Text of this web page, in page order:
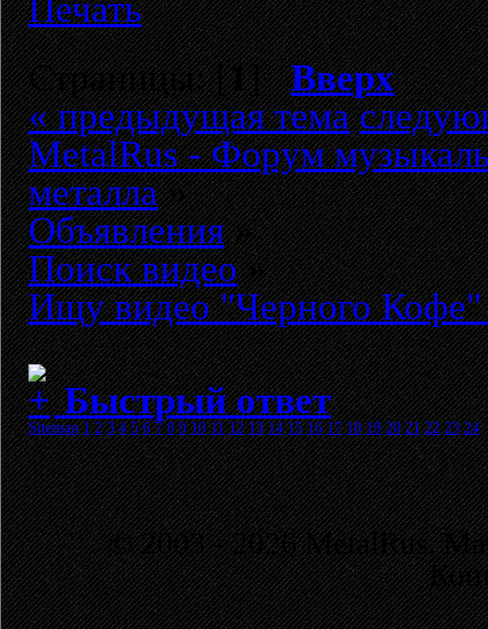
Печать
Страницы: [1]Вверх
« предыдущая тема
MetalRus - Форум
металла»
Объявления»
Поиск видео»
Ищу видео "Черного Кофе"
Быстрый ответ
Sitemap 1 2 3 4 5 6 7 8 9 10 11 12 13 14 15 16 17 18 19 20 21 22 23 24
© 2003 - 2026 MetalRus.